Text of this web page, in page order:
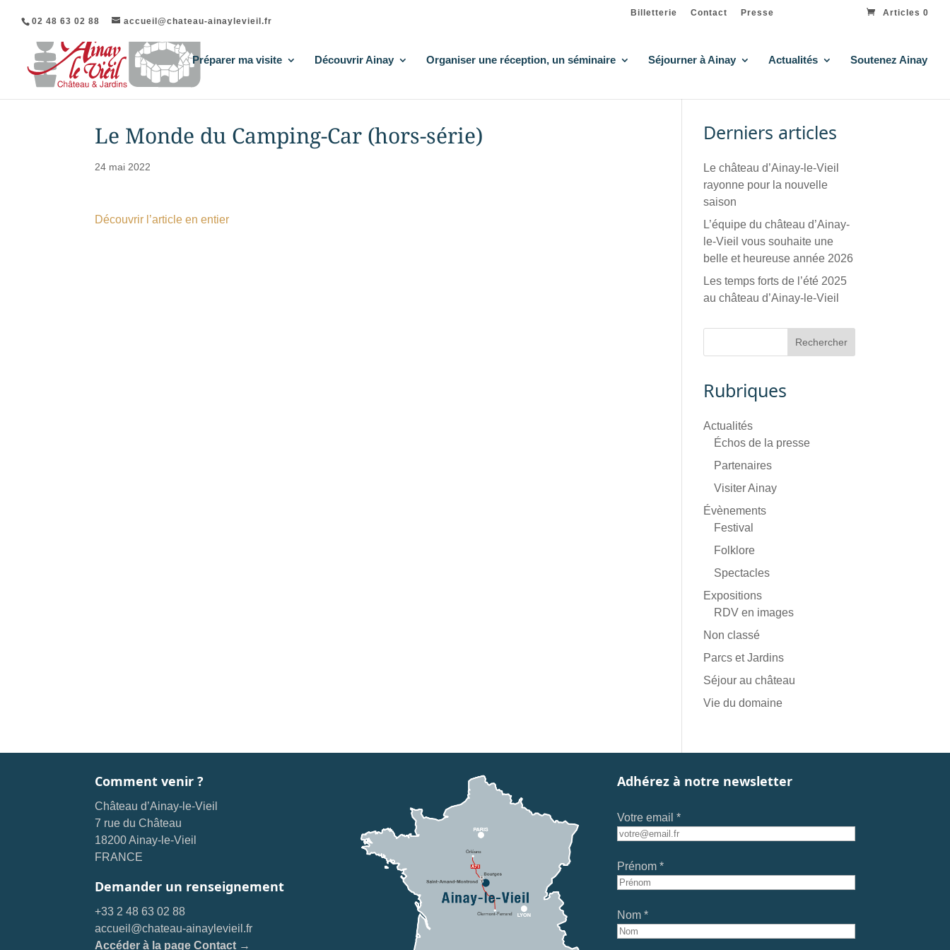
02 48 63 02 88 accueil@chateau-ainaylevieil.fr
Billetterie Contact Presse Articles 0
Préparer ma visite Découvrir Ainay Organiser une réception, un séminaire Séjourner à Ainay Actualités Soutenez Ainay
Le Monde du Camping-Car (hors-série)
24 mai 2022
Découvrir l’article en entier
Derniers articles
Le château d’Ainay-le-Vieil
rayonne pour la nouvelle
saison
L’équipe du château d’Ainay-
le-Vieil vous souhaite une
belle et heureuse année 2026
Les temps forts de l’été 2025
au château d’Ainay-le-Vieil
Rubriques
Actualités
Échos de la presse
Partenaires
Visiter Ainay
Évènements
Festival
Folklore
Spectacles
Expositions
RDV en images
Non classé
Parcs et Jardins
Séjour au château
Vie du domaine
Comment venir ?
Château d’Ainay-le-Vieil
7 rue du Château
18200 Ainay-le-Vieil
FRANCE
Demander un renseignement
+33 2 48 63 02 88
accueil@chateau-ainaylevieil.fr
Accéder à la page Contact →
Adhérez à notre newsletter
Votre email *
Prénom *
Nom *